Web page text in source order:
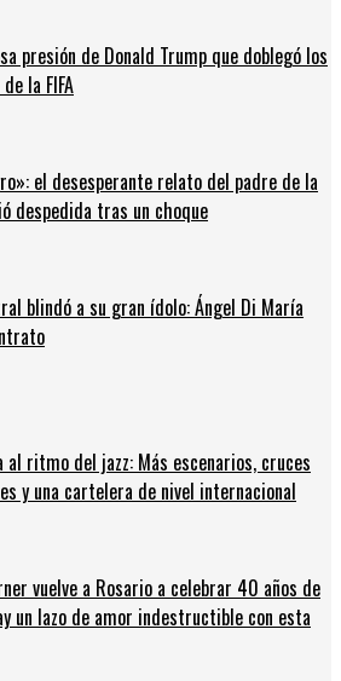
presión de Donald Trump que doblegó los
la FIFA
el desesperante relato del padre de la
despedida tras un choque
blindó a su gran ídolo: Ángel Di María
al ritmo del jazz: Más escenarios, cruces
y una cartelera de nivel internacional
vuelve a Rosario a celebrar 40 años de
un lazo de amor indestructible con esta